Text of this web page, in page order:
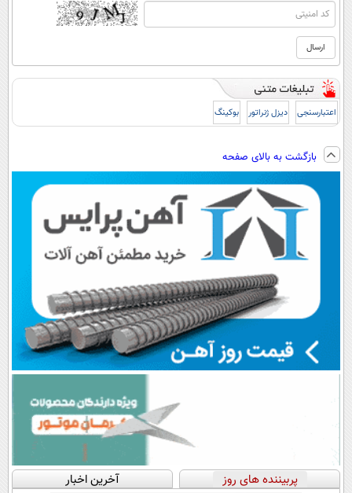
اعتبارسنجی دیزل ژنراتور بوکینگ
بازگشت به بالای صفحه
پربیننده های روز آخرین اخبار